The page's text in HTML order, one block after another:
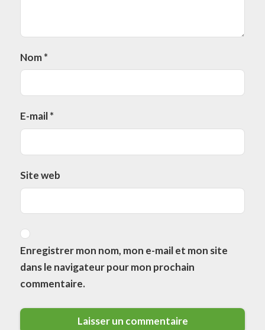
Nom*
E-mail*
Site web
Enregistrer mon nom, mon e-mail et mon site
dans le navigateur pour mon prochain
commentaire.